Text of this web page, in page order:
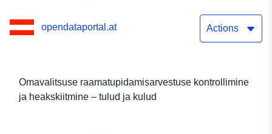
Austria)
opendataportal.at Actions
Omavalitsuse raamatupidamisarvestuse kontrollimine
ja heakskiitmine – tulud ja kulud